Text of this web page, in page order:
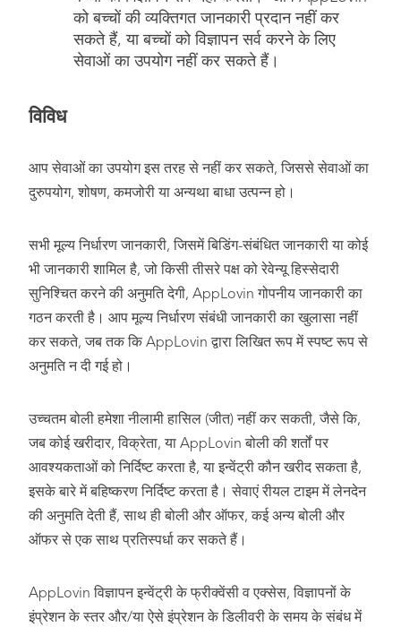
को बच्चों की व्यक्तिगत जानकारी प्रदान नहीं कर
सकते हैं, या बच्चों को विज्ञापन सर्व करने के लिए
सेवाओं का उपयोग नहीं कर सकते हैं।
विविध
आप सेवाओं का उपयोग इस तरह से नहीं कर सकते, जिससे सेवाओं का
दुरुपयोग, शोषण, कमजोरी या अन्यथा बाधा उत्पन्न हो।
सभी मूल्य निर्धारण जानकारी, जिसमें बिडिंग-संबंधित जानकारी या कोई
भी जानकारी शामिल है, जो किसी तीसरे पक्ष को रेवेन्यू हिस्सेदारी
सुनिश्चित करने की अनुमति देगी, AppLovin गोपनीय जानकारी का
गठन करती है। आप मूल्य निर्धारण संबंधी जानकारी का खुलासा नहीं
कर सकते, जब तक कि AppLovin द्वारा लिखित रूप में स्पष्ट रूप से
अनुमति न दी गई हो।
उच्चतम बोली हमेशा नीलामी हासिल (जीत) नहीं कर सकती, जैसे कि,
जब कोई खरीदार, विक्रेता, या AppLovin बोली की शर्तों पर
आवश्यकताओं को निर्दिष्ट करता है, या इन्वेंट्री कौन खरीद सकता है,
इसके बारे में बहिष्करण निर्दिष्ट करता है। सेवाएं रीयल टाइम में लेनदेन
की अनुमति देती हैं, साथ ही बोली और ऑफर, कई अन्य बोली और
ऑफर से एक साथ प्रतिस्पर्धा कर सकते हैं।
AppLovin विज्ञापन इन्वेंट्री के फ्रीक्वेंसी व एक्सेस, विज्ञापनों के
इंप्रेशन के स्तर और/या ऐसे इंप्रेशन के डिलीवरी के समय के संबंध में